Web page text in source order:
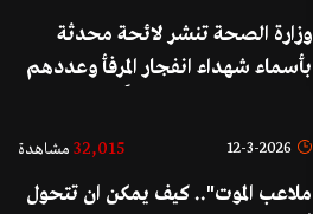
وزارة الصحة تنشر لائحة محدثة
بأسماء شهداء انفجار المرفأ وعددهم
12-3-2026
32,015 مشاهدة
ملاعب الموت".. كيف يمكن ان تتحول